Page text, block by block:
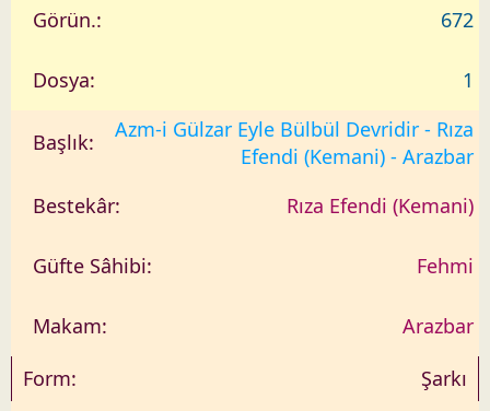
672
1
Azm-i Gülzar Eyle Bülbül Devridir - Rıza
Efendi (Kemani) - Arazbar
Rıza Efendi (Kemani)
Fehmi
Arazbar
Şarkı